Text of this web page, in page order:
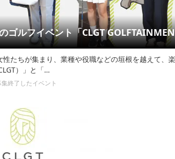
ゴルフイベント「CLGT
たちが集まり、業種や役職などの垣根を越えて、
）」と「…
集終了したイベント